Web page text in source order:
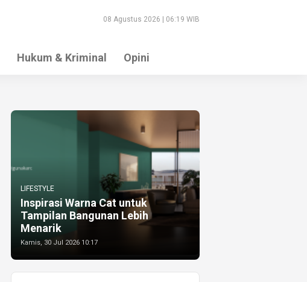
08 Agustus 2026 | 06:19 WIB
Hukum & Kriminal Opini
LIFESTYLE
Inspirasi Warna Cat untuk
Tampilan Bangunan Lebih
Menarik
Kamis, 30 Jul 2026 10:17